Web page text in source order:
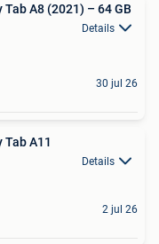
Tab A8 (2021) – 64 GB
Details
30 jul 26
Tab A11
Details
2 jul 26